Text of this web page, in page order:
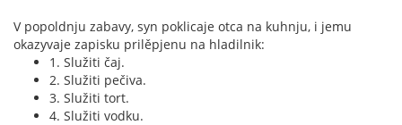
V popoldnju zabavy, syn poklicaje otca na kuhnju, i jemu
okazyvaje zapisku prilěpjenu na hladilnik:
1. Služiti čaj.
2. Služiti pečiva.
3. Služiti tort.
4. Služiti vodku.